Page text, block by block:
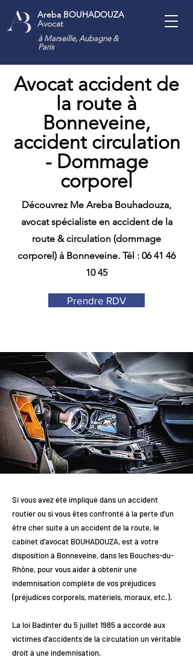
Areba BOUHADOUZA
Avocat
à Marseille, Aubagne &
Paris
Avocat accident de
la route à
Bonneveine,
accident circulation
- Dommage
corporel
Découvrez Me Areba Bouhadouza,
avocat spécialiste en accident de la
route & circulation (dommage
corporel) à Bonneveine. Tél : 06 41 46
10 45
Prendre RDV
Si vous avez été impliqué dans un accident
routier ou si vous êtes confronté à la perte d'un
être cher suite à un accident de la route, le
cabinet d’avocat BOUHADOUZA, est à votre
disposition à Bonneveine, dans les Bouches-du-
Rhône, pour vous aider à obtenir une
indemnisation complète de vos préjudices
(préjudices corporels, matériels, moraux, etc.).
La loi Badinter du 5 juillet 1985 a accordé aux
victimes d'accidents de la circulation un véritable
droit à une indemnisation.